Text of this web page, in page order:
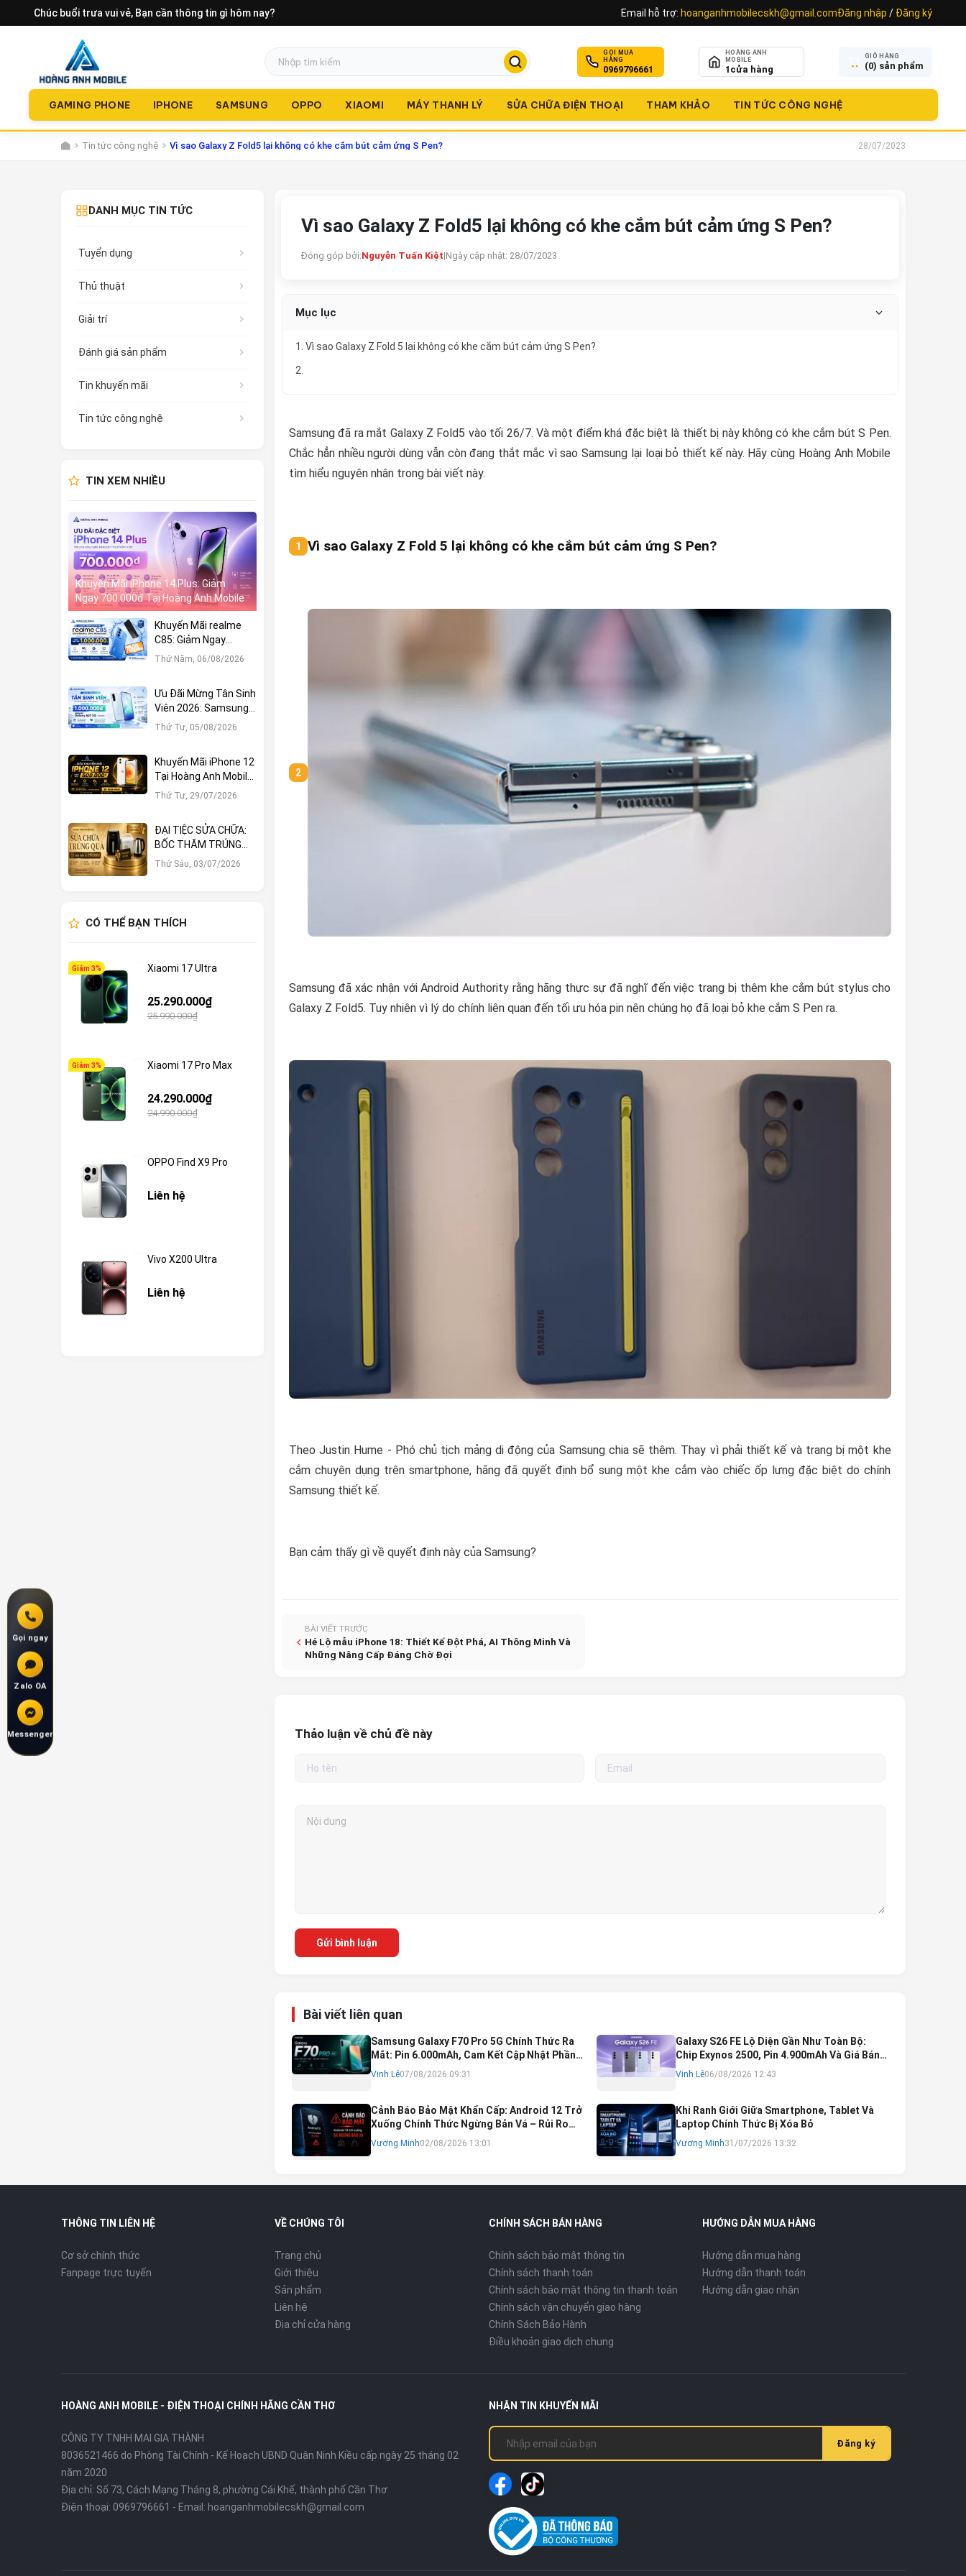
Chúc buổi trưa vui vẻ, Bạn cần thông tin gì hôm nay? Email hỗ trợ: hoanganhmobilecskh@gmail.comĐăng nhập / Đăng ký
GỌI MUA
HÀNG
0969796661
HOÀNG ANH
MOBILE
1 cửa hàng
GIỎ HÀNG
(0) sản phẩm
GAMING PHONE IPHONE SAMSUNG OPPO XIAOMI MÁY THANH LÝ SỬA CHỮA ĐIỆN THOẠI THAM KHẢO TIN TỨC CÔNG NGHỆ
Tin tức công nghệ Vì sao Galaxy Z Fold5 lại không có khe cắm bút cảm ứng S Pen? 28/07/2023
Vì sao Galaxy Z Fold5 lại không có khe cắm bút cảm ứng S Pen?
Đóng góp bởi:Nguyễn Tuấn Kiệt|Ngày cập nhật: 28/07/2023
Mục lục
1. Vì sao Galaxy Z Fold 5 lại không có khe cắm bút cảm ứng S Pen?
2.
Samsung đã ra mắt Galaxy Z Fold5 vào tối 26/7. Và một điểm khá đặc biệt là thiết bị này không có khe cắm bút S Pen.
Chắc hẳn nhiều người dùng vẫn còn đang thắt mắc vì sao Samsung lại loại bỏ thiết kế này. Hãy cùng Hoàng Anh Mobile
tìm hiểu nguyên nhân trong bài viết này.
Vì sao Galaxy Z Fold 5 lại không có khe cắm bút cảm ứng S Pen?
Samsung đã xác nhận với Android Authority rằng hãng thực sự đã nghĩ đến việc trang bị thêm khe cắm bút stylus cho
Galaxy Z Fold5. Tuy nhiên vì lý do chính liên quan đến tối ưu hóa pin nên chúng họ đã loại bỏ khe cắm S Pen ra.
Theo Justin Hume - Phó chủ tịch mảng di động của Samsung chia sẽ thêm. Thay vì phải thiết kế và trang bị một khe
cắm chuyên dụng trên smartphone, hãng đã quyết định bổ sung một khe cắm vào chiếc ốp lưng đặc biệt do chính
Samsung thiết kế.
Bạn cảm thấy gì về quyết định này của Samsung?
BÀI VIẾT TRƯỚC
Hé Lộ mẫu iPhone 18: Thiết Kế Đột Phá, AI Thông Minh Và
Những Nâng Cấp Đáng Chờ Đợi
Thảo luận về chủ đề này
Gửi bình luận
Bài viết liên quan
Samsung Galaxy F70 Pro 5G Chính Thức Ra
Mắt: Pin 6.000mAh, Cam Kết Cập Nhật Phần
Mềm 6 Năm
Vinh Lê07/08/2026 09:31
Galaxy S26 FE Lộ Diện Gần Như Toàn Bộ:
Chip Exynos 2500, Pin 4.900mAh Và Giá Bán
Dự Kiến
Vinh Lê06/08/2026 12:43
Cảnh Báo Bảo Mật Khẩn Cấp: Android 12 Trở
Xuống Chính Thức Ngừng Bản Vá – Rủi Ro
Mất Tài Khoản Ngân Hàng & Cách Khắc Phục
Vương Minh02/08/2026 13:01
Khi Ranh Giới Giữa Smartphone, Tablet Và
Laptop Chính Thức Bị Xóa Bỏ
Vương Minh31/07/2026 13:32
DANH MỤC TIN TỨC
Tuyển dụng
Thủ thuật
Giải trí
Đánh giá sản phẩm
Tin khuyến mãi
Tin tức công nghệ
TIN XEM NHIỀU
Khuyến Mãi iPhone 14 Plus: Giảm
Ngay 700.000đ Tại Hoàng Anh Mobile
Khuyến Mãi realme
C85: Giảm Ngay
1.000.000đ Tại Hoàng
Thứ Năm, 06/08/2026
Ưu Đãi Mừng Tân Sinh
Viên 2026: Samsung
Galaxy A57 5G Giảm
Thứ Tư, 05/08/2026
Khuyến Mãi iPhone 12
Tại Hoàng Anh Mobile:
Sở Hữu Ngay Với Hàng
Thứ Tư, 29/07/2026
ĐẠI TIỆC SỬA CHỮA:
BỐC THĂM TRÚNG
LỚN – CƠ HỘI NHẬN
Thứ Sáu, 03/07/2026
CÓ THỂ BẠN THÍCH
Giảm 3% Xiaomi 17 Ultra
25.290.000₫
25.990.000₫
Giảm 3% Xiaomi 17 Pro Max
24.290.000₫
24.990.000₫
OPPO Find X9 Pro
Liên hệ
Vivo X200 Ultra
Liên hệ
THÔNG TIN LIÊN HỆ
Cơ sở chính thức
Fanpage trực tuyến
VỀ CHÚNG TÔI
Trang chủ
Giới thiệu
Sản phẩm
Liên hệ
Địa chỉ cửa hàng
CHÍNH SÁCH BÁN HÀNG
Chính sách bảo mật thông tin
Chính sách thanh toán
Chính sách bảo mật thông tin thanh toán
Chính sách vận chuyển giao hàng
Chính Sách Bảo Hành
Điều khoản giao dịch chung
HƯỚNG DẪN MUA HÀNG
Hướng dẫn mua hàng
Hướng dẫn thanh toán
Hướng dẫn giao nhận
HOÀNG ANH MOBILE - ĐIỆN THOẠI CHÍNH HÃNG CẦN THƠ
CÔNG TY TNHH MAI GIA THÀNH
8036521466 do Phòng Tài Chính - Kế Hoạch UBND Quận Ninh Kiều cấp ngày 25 tháng 02
năm 2020
Địa chỉ: Số 73, Cách Mạng Tháng 8, phường Cái Khế, thành phố Cần Thơ
Điện thoại: 0969796661 - Email: hoanganhmobilecskh@gmail.com
NHẬN TIN KHUYẾN MÃI
Đăng ký
Gọi ngay
Zalo OA
Messenger